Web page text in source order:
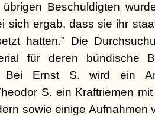
Beschuldigten
sich ergab, dass sie ihr
hatten." Die
für deren bündische
Bei Ernst S. wird ein
S. ein Kraftriemen
sowie einige Aufnahmen